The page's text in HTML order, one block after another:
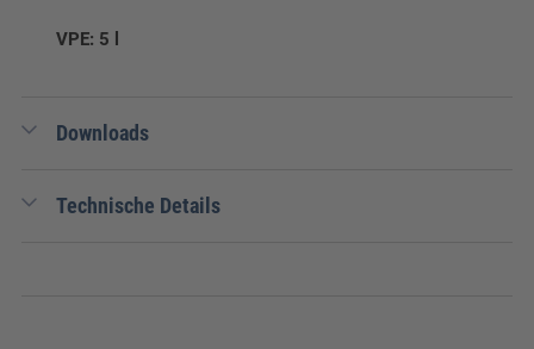
VPE: 5 l
Downloads
Sicherheitsdatenblatt Eimü
Drachenblut Wundspray
Technische Details